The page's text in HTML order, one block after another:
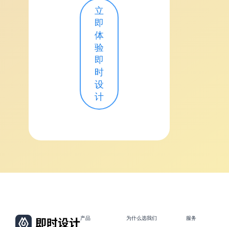
立
即
体
验
即
时
设
计
产品 为什么选我们 服务